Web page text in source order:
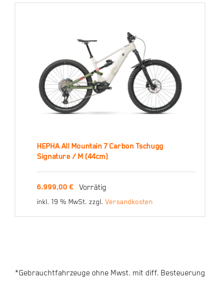
HEPHA All Mountain 7
Carbon Tschugg
Signature / M (44cm)
HEPHA All Mountain 7 Carbon Tschugg
Signature / M (44cm)
6.999,00€ Vorrätig
inkl. 19 % MwSt. zzgl.Versandkosten
*Gebrauchtfahrzeuge ohne Mwst. mit diff. Besteuerung